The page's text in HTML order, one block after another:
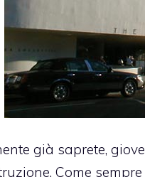
già saprete,
. Come